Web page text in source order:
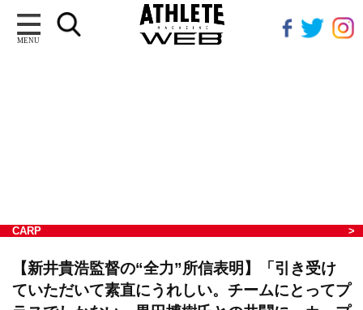
MENU
CARP
【新井貴浩監督の“全力”所信表明】「引き受け
ていただいて素直にうれしい。チームにとってプ